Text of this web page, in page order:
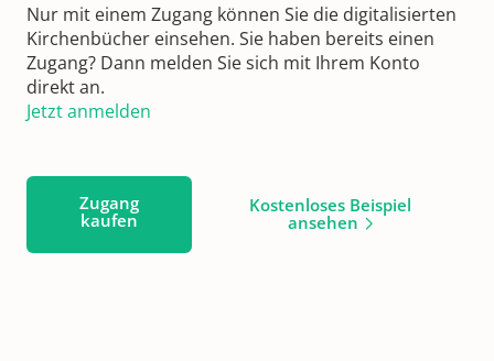
Nur mit einem Zugang können Sie die digitalisierten
Kirchenbücher einsehen. Sie haben bereits einen
Zugang? Dann melden Sie sich mit Ihrem Konto
direkt an.
Jetzt anmelden
Zugang
kaufen
Kostenloses Beispiel
ansehen